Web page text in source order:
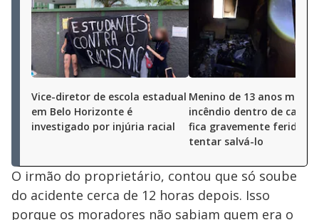
Vice-diretor de escola estadual
em Belo Horizonte é
investigado por injúria racial
Menino de 13 anos morre
incêndio dentro de casa;
fica gravemente ferida ao
tentar salvá-lo
O irmão do proprietário, contou que só soube
do acidente cerca de 12 horas depois. Isso
porque os moradores não sabiam quem era o